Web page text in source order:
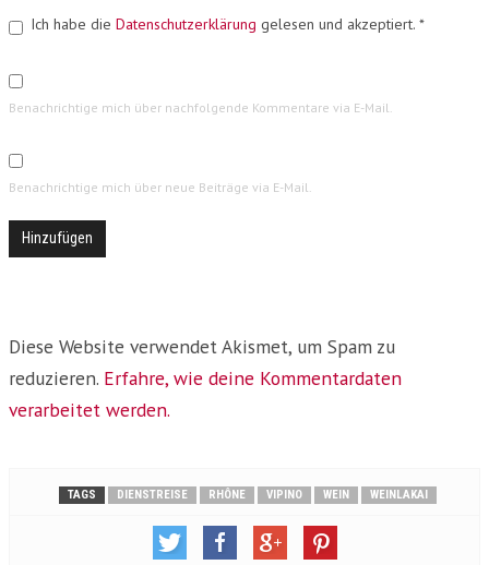
Ich habe die Datenschutzerklärung gelesen und akzeptiert. *
Benachrichtige mich über nachfolgende Kommentare via E-Mail.
Benachrichtige mich über neue Beiträge via E-Mail.
Diese Website verwendet Akismet, um Spam zu
reduzieren. Erfahre, wie deine Kommentardaten
verarbeitet werden.
TAGS DIENSTREISE RHÔNE VIPINO WEIN WEINLAKAI